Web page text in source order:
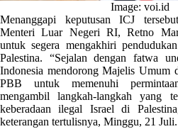
Image: voi.id
Menanggapi keputusan ICJ
Menteri Luar Negeri RI, Retno
untuk segera mengakhiri
Palestina. “Sejalan dengan fatwa
Indonesia mendorong Majelis Umum
PBB untuk memenuhi
mengambil langkah-langkah yang
keberadaan ilegal Israel di
keterangan tertulisnya, Minggu, 21 Juli.